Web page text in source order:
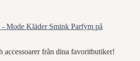
accessoarer från dina favoritbutiker!